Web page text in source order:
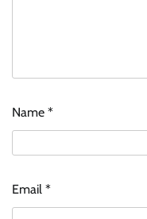
Name *
Email *